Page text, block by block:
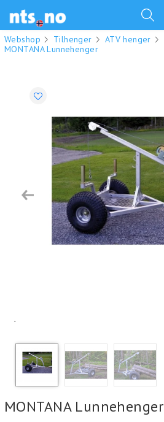
Webshop Tilhenger ATV henger
MONTANA Lunnehenger
Previous
`
MONTANA Lunnehenger